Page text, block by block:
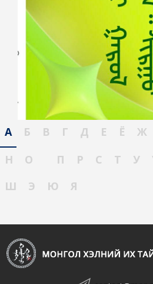
А Б В Г Д Е Ё Ж
Н
О П Р С Т У
Ш
Э Ю Я